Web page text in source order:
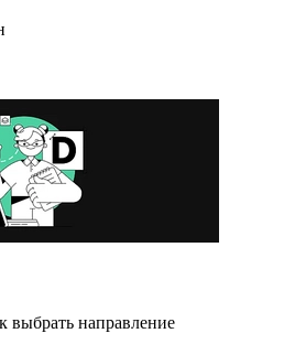
выбрать направление